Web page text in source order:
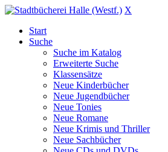
X
Start
Suche
Suche im Katalog
Erweiterte Suche
Klassensätze
Neue Kinderbücher
Neue Jugendbücher
Neue Tonies
Neue Romane
Neue Krimis und Thriller
Neue Sachbücher